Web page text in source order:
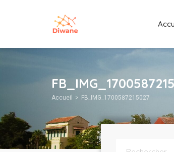
Accueil FB_IMG_1700587215027